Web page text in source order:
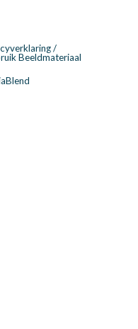
/
Beeldmateriaal